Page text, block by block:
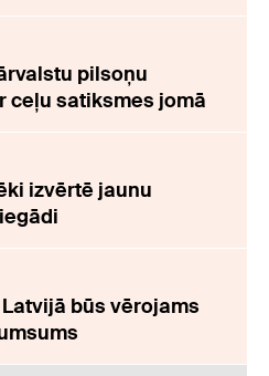
pilsoņu
ceļu satiksmes jomā
izvērtē jaunu
būs vērojams